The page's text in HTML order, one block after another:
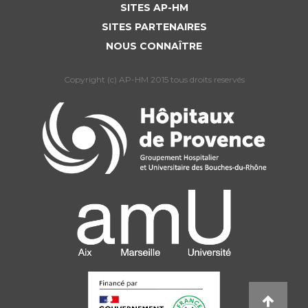
Nos indicateurs qualité et de sécurité des soins
Protection des données
Les recherches en santé à l’AP-HM
Lieu de santé sans tabac
Liste des marchés conclus
Documents utiles
SITES AP-HM
SITES PARTENAIRES
NOUS CONNAÎTRE
Copyright (c) AP-HM 2015 tous droits reservés